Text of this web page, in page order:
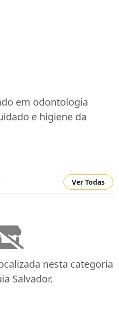
em odontologia
e higiene da
Ver Todas
nesta categoria
Salvador.